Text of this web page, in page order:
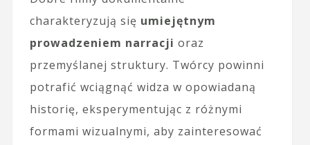
charakteryzują się umiejętnym
prowadzeniem narracji oraz
przemyślanej struktury. Twórcy powinni
potrafić wciągnąć widza w opowiadaną
historię, eksperymentując z różnymi
formami wizualnymi, aby zainteresować